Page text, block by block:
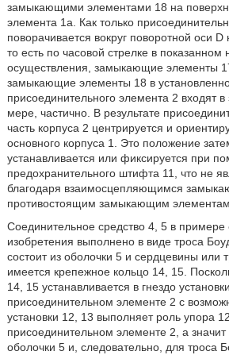
замыкающими элементами 18 на
элемента 1а. Как только
поворачивается вокруг поворотной оси D
то есть по часовой стрелке в
осуществления, замыкающие элементы
замыкающие элементы 18 в
присоединительного элемента 2 входят
мере, частично. В результате
часть корпуса 2 центрируется и
основного корпуса 1. Это положение
устанавливается или фиксируется при
предохранительного штифта 11, что не
благодаря взаимосцепляющимся
противостоящим замыкающим элементам
Соединительное средство 4, 5 в примере
изобретения выполнено в виде троса
состоит из оболочки 5 и сердцевины или
имеется крепежное кольцо 14, 15.
14, 15 устанавливается в гнездо
присоединительном элементе 2 с
установки 12, 13 выполняет роль упора
присоединительном элементе 2, а
оболочки 5 и, следовательно, для троса